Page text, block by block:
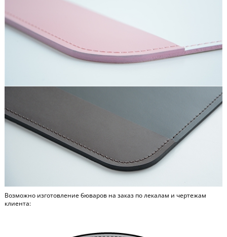
Возможно изготовление бюваров на заказ по лекалам и чертежам
клиента: